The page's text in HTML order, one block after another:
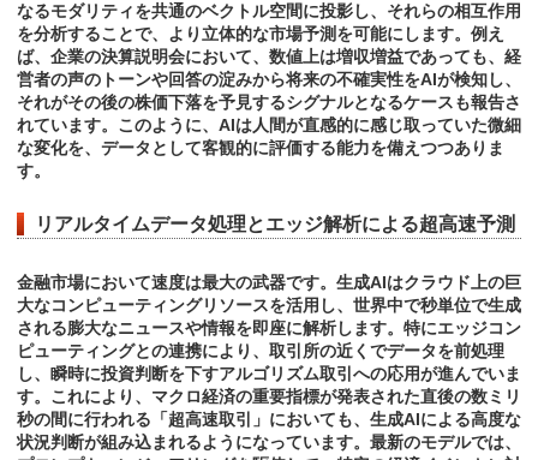
なるモダリティを共通のベクトル空間に投影し、それらの相互作用
を分析することで、より立体的な市場予測を可能にします。例え
ば、企業の決算説明会において、数値上は増収増益であっても、経
営者の声のトーンや回答の淀みから将来の不確実性をAIが検知し、
それがその後の株価下落を予見するシグナルとなるケースも報告さ
れています。このように、AIは人間が直感的に感じ取っていた微細
な変化を、データとして客観的に評価する能力を備えつつありま
す。
リアルタイムデータ処理とエッジ解析による超高速予測
金融市場において速度は最大の武器です。生成AIはクラウド上の巨
大なコンピューティングリソースを活用し、世界中で秒単位で生成
される膨大なニュースや情報を即座に解析します。特にエッジコン
ピューティングとの連携により、取引所の近くでデータを前処理
し、瞬時に投資判断を下すアルゴリズム取引への応用が進んでいま
す。これにより、マクロ経済の重要指標が発表された直後の数ミリ
秒の間に行われる「超高速取引」においても、生成AIによる高度な
状況判断が組み込まれるようになっています。最新のモデルでは、